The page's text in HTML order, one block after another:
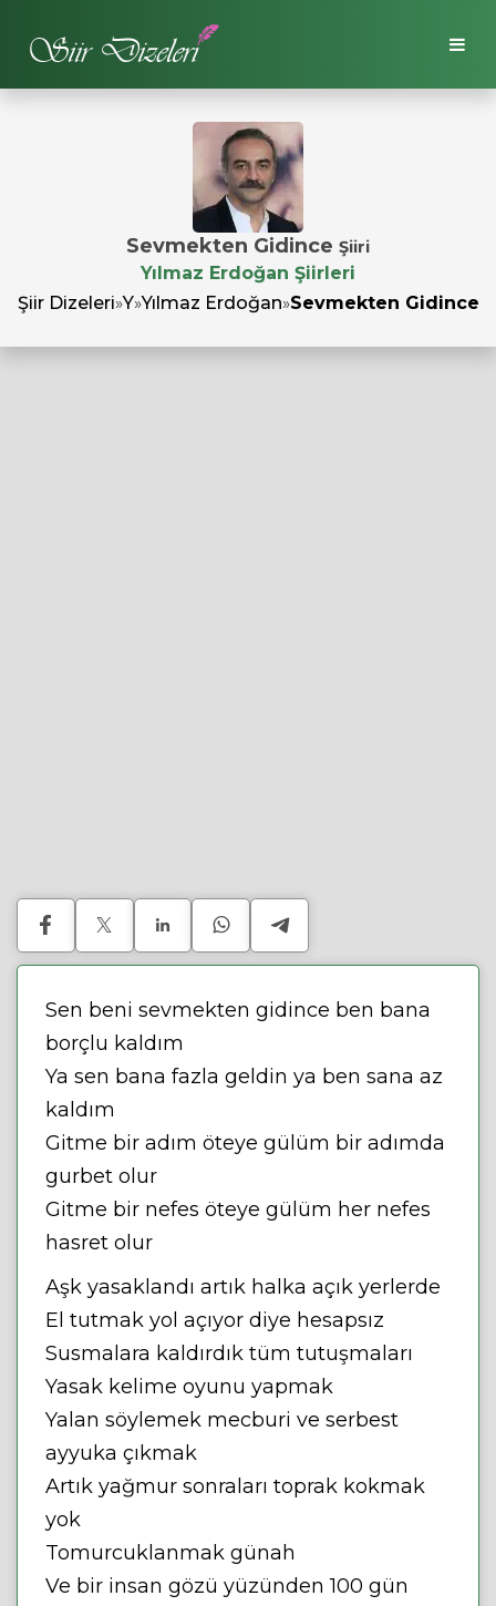
Sevmekten Gidince Şiiri
Yılmaz Erdoğan Şiirleri
Şiir Dizeleri»Y»Yılmaz Erdoğan»Sevmekten Gidince
Sen beni sevmekten gidince ben bana
borçlu kaldım
Ya sen bana fazla geldin ya ben sana az
kaldım
Gitme bir adım öteye gülüm bir adımda
gurbet olur
Gitme bir nefes öteye gülüm her nefes
hasret olur
Aşk yasaklandı artık halka açık yerlerde
El tutmak yol açıyor diye hesapsız
Susmalara kaldırdık tüm tutuşmaları
Yasak kelime oyunu yapmak
Yalan söylemek mecburi ve serbest
ayyuka çıkmak
Artık yağmur sonraları toprak kokmak
yok
Tomurcuklanmak günah
Ve bir insan gözü yüzünden 100 gün